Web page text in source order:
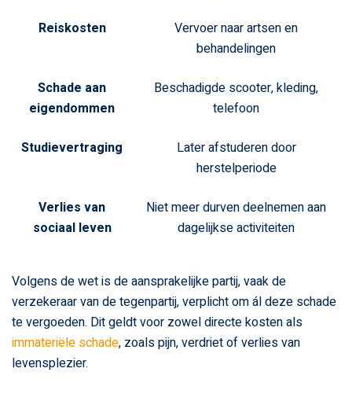
Reiskosten
Vervoer naar artsen en
behandelingen
Schade aan
eigendommen
Beschadigde scooter, kleding,
telefoon
Studievertraging
Later afstuderen door
herstelperiode
Verlies van
sociaal leven
Niet meer durven deelnemen aan
dagelijkse activiteiten
Volgens de wet is de aansprakelijke partij, vaak de
verzekeraar van de tegenpartij, verplicht om ál deze schade
te vergoeden. Dit geldt voor zowel directe kosten als
immateriële schade, zoals pijn, verdriet of verlies van
levensplezier.